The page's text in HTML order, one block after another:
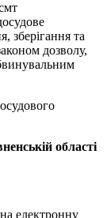
зберігання та
дозволу,
області
електронну